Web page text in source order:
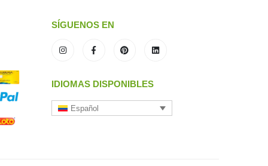
SÍGUENOS EN
IDIOMAS DISPONIBLES
Español